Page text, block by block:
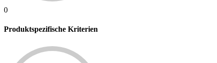
0
Produktspezifische Kriterien